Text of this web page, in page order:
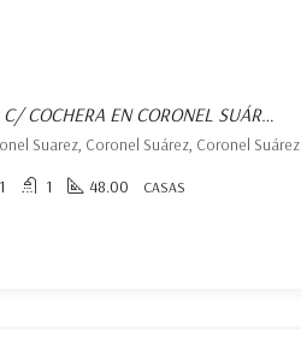
CASA EN ALQUILER C/ COCHERA EN CORONEL SUÁREZ
Suarez, Coronel Suárez, Coronel Suárez
1 1 48.00 CASAS